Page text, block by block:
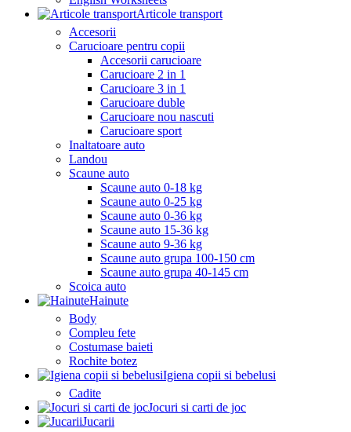
Articole transport
Accesorii
Carucioare pentru copii
Accesorii carucioare
Carucioare 2 in 1
Carucioare 3 in 1
Carucioare duble
Carucioare nou nascuti
Carucioare sport
Inaltatoare auto
Landou
Scaune auto
Scaune auto 0-18 kg
Scaune auto 0-25 kg
Scaune auto 0-36 kg
Scaune auto 15-36 kg
Scaune auto 9-36 kg
Scaune auto grupa 100-150 cm
Scaune auto grupa 40-145 cm
Scoica auto
Hainute
Body
Compleu fete
Costumase baieti
Rochite botez
Igiena copii si bebelusi
Cadite
Jocuri si carti de joc
Jucarii